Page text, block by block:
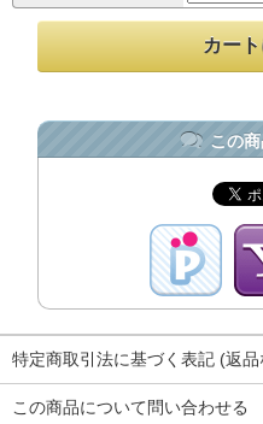
この
特定商取引法に基づく表記 (返品
この商品について問い合わせる